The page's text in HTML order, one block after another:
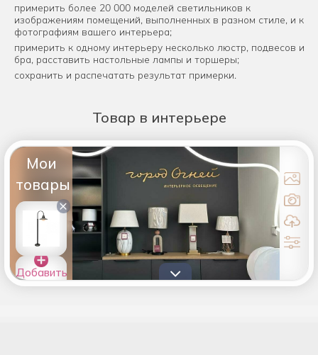
примерить более 20 000 моделей светильников к
изображениям помещений, выполненных в разном стиле, и к
фотографиям вашего интерьера;
примерить к одному интерьеру несколько люстр, подвесов и
бра, расставить настольные лампы и торшеры;
сохранить и распечатать результат примерки.
Товар в интерьере
Мои
товары
×
Добавить
товары в